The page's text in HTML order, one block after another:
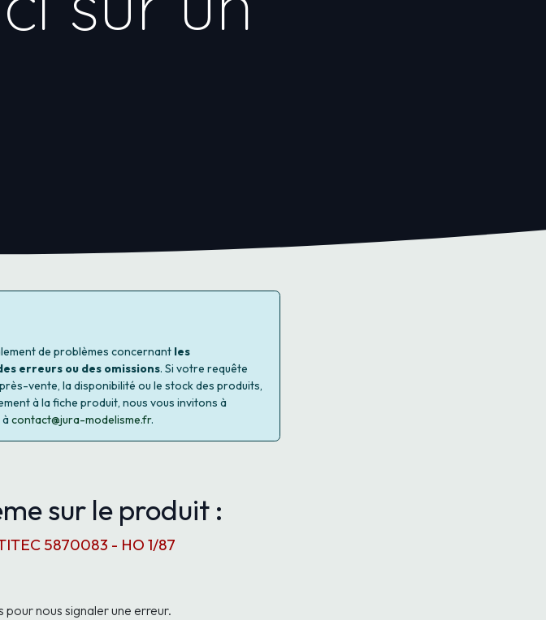
de problèmes concernant les
erreurs ou des omissions. Si votre requête
vente, la disponibilité ou le stock des produits,
à la fiche produit, nous vous invitons à
contact@jura-modelisme.fr.
sur le produit :
5870083 - HO 1/87
nous signaler une erreur.